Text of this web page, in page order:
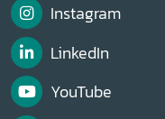
Instagram
LinkedIn
YouTube